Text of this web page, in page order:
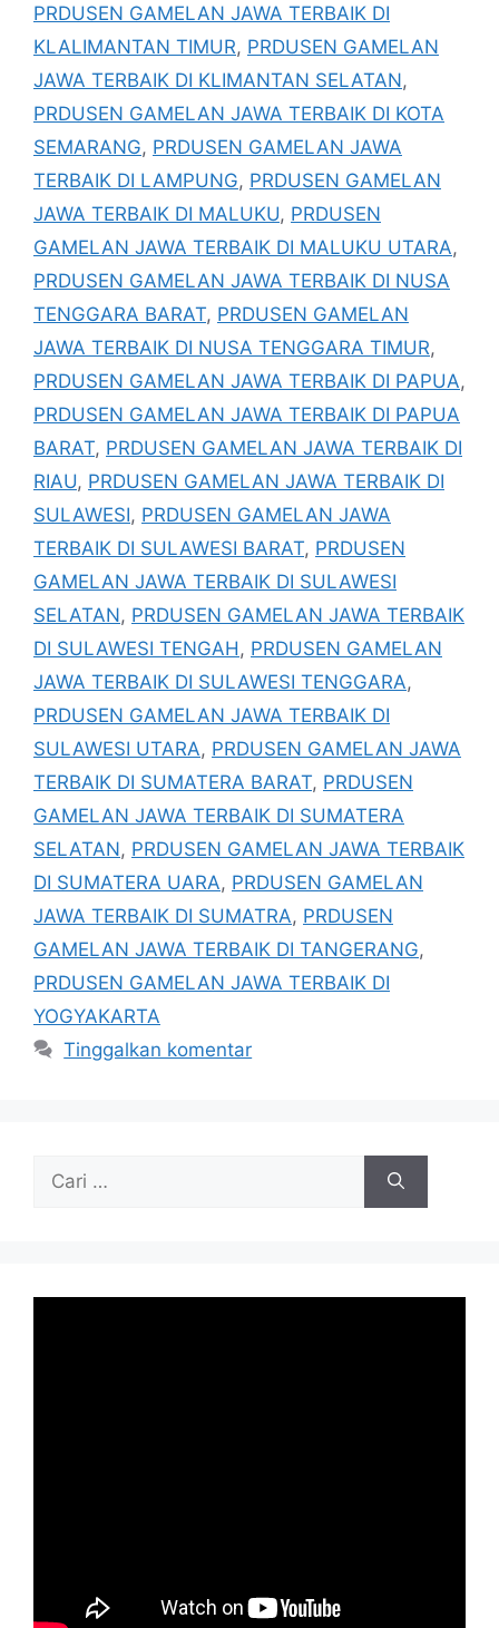
PRDUSEN GAMELAN JAWA TERBAIK DI
KLALIMANTAN TIMUR, PRDUSEN GAMELAN
JAWA TERBAIK DI KLIMANTAN SELATAN,
PRDUSEN GAMELAN JAWA TERBAIK DI KOTA
SEMARANG, PRDUSEN GAMELAN JAWA
TERBAIK DI LAMPUNG, PRDUSEN GAMELAN
JAWA TERBAIK DI MALUKU, PRDUSEN
GAMELAN JAWA TERBAIK DI MALUKU UTARA,
PRDUSEN GAMELAN JAWA TERBAIK DI NUSA
TENGGARA BARAT, PRDUSEN GAMELAN
JAWA TERBAIK DI NUSA TENGGARA TIMUR,
PRDUSEN GAMELAN JAWA TERBAIK DI PAPUA,
PRDUSEN GAMELAN JAWA TERBAIK DI PAPUA
BARAT, PRDUSEN GAMELAN JAWA TERBAIK DI
RIAU, PRDUSEN GAMELAN JAWA TERBAIK DI
SULAWESI, PRDUSEN GAMELAN JAWA
TERBAIK DI SULAWESI BARAT, PRDUSEN
GAMELAN JAWA TERBAIK DI SULAWESI
SELATAN, PRDUSEN GAMELAN JAWA TERBAIK
DI SULAWESI TENGAH , PRDUSEN GAMELAN
JAWA TERBAIK DI SULAWESI TENGGARA,
PRDUSEN GAMELAN JAWA TERBAIK DI
SULAWESI UTARA, PRDUSEN GAMELAN JAWA
TERBAIK DI SUMATERA BARAT, PRDUSEN
GAMELAN JAWA TERBAIK DI SUMATERA
SELATAN, PRDUSEN GAMELAN JAWA TERBAIK
DI SUMATERA UARA, PRDUSEN GAMELAN
JAWA TERBAIK DI SUMATRA, PRDUSEN
GAMELAN JAWA TERBAIK DI TANGERANG,
PRDUSEN GAMELAN JAWA TERBAIK DI
YOGYAKARTA
Tinggalkan komentar
untuk: